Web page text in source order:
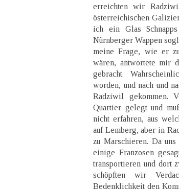
erreichten wir
österreichischen
ich ein Glas
Nürnberger Wappen
meine Frage, wie er
wären, antwortete mir
gebracht.
worden, und nach und
Radziwil gekommen.
Quartier gelegt und
nicht erfahren, aus
auf Lemberg, aber in
zu Marschieren. Da
einige Franzosen
transportieren und dort
schöpften wir
Bedenklichkeit den